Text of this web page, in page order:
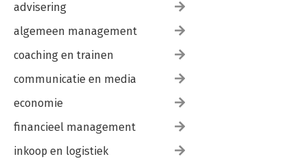
advisering
algemeen management
coaching en trainen
communicatie en media
economie
financieel management
inkoop en logistiek